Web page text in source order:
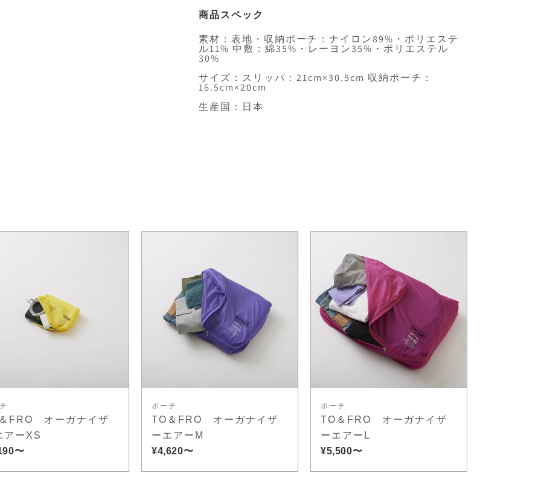
商品スペック
素材：表地・収納ポーチ：ナイロン89%・ポリエステ
ル11% 中敷：綿35%・レーヨン35%・ポリエステル
30%
サイズ：スリッパ：21cm×30.5cm 収納ポーチ：
16.5cm×20cm
生産国：日本
FRO オーガナイザ
アーXS
〜
ポーチ
TO＆FRO オーガナイザ
ーエアーM
¥4,620〜
ポーチ
TO＆FRO オーガナイザ
ーエアーL
¥5,500〜